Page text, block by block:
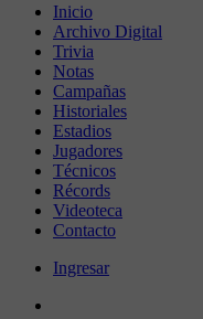
Inicio
Archivo Digital
Trivia
Notas
Campañas
Historiales
Estadios
Jugadores
Técnicos
Récords
Videoteca
Contacto
Ingresar